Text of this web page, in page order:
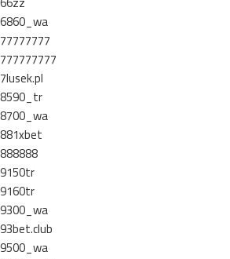
6860_wa
77777777
777777777
7lusek.pl
8590_tr
8700_wa
881xbet
888888
9150tr
9160tr
9300_wa
93bet.club
9500_wa